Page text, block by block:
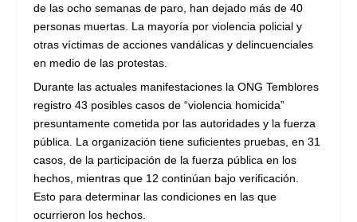
de las ocho semanas de paro, han dejado más de 40
personas muertas. La mayoría por violencia policial y
otras víctimas de acciones vandálicas y delincuenciales
en medio de las protestas.
Durante las actuales manifestaciones la ONG Temblores
registro 43 posibles casos de “violencia homicida”
presuntamente cometida por las autoridades y la fuerza
pública. La organización tiene suficientes pruebas, en 31
casos, de la participación de la fuerza pública en los
hechos, mientras que 12 continúan bajo verificación.
Esto para determinar las condiciones en las que
ocurrieron los hechos.